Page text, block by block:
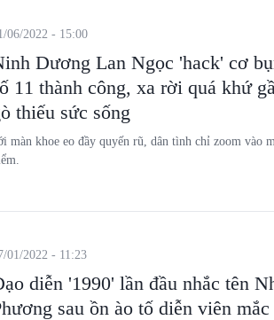
Dương Lan Ngọc 'hack' cơ
11 thành công, xa rời quá khứ
thiếu sức sống
06/2022 - 15:00
màn khoe eo đầy quyến rũ, dân tình chỉ zoom vào
diễn '1990' lần đầu nhắc tên
sau ồn ào tố diễn viên mắc
01/2022 - 11:23